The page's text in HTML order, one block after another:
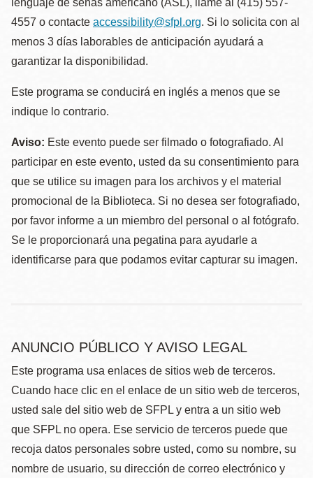
lenguaje de señas americano (ASL), llame al (415) 557-
4557 o contacte accessibility@sfpl.org. Si lo solicita con al
menos 3 días laborables de anticipación ayudará a
garantizar la disponibilidad.
Este programa se conducirá en inglés a menos que se
indique lo contrario.
Aviso: Este evento puede ser filmado o fotografiado. Al
participar en este evento, usted da su consentimiento para
que se utilice su imagen para los archivos y el material
promocional de la Biblioteca. Si no desea ser fotografiado,
por favor informe a un miembro del personal o al fotógrafo.
Se le proporcionará una pegatina para ayudarle a
identificarse para que podamos evitar capturar su imagen.
ANUNCIO PÚBLICO Y AVISO LEGAL
Este programa usa enlaces de sitios web de terceros.
Cuando hace clic en el enlace de un sitio web de terceros,
usted sale del sitio web de SFPL y entra a un sitio web
que SFPL no opera. Ese servicio de terceros puede que
recoja datos personales sobre usted, como su nombre, su
nombre de usuario, su dirección de correo electrónico y